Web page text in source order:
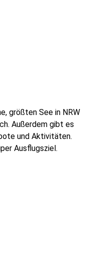
größten See in NRW
Außerdem gibt es
und Aktivitäten.
Ausflugsziel.